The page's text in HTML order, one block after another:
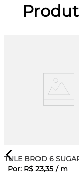
TULE BROD 6
Por: R$ 23,35 / m